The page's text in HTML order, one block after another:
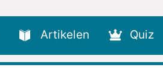
Artikelen Quiz